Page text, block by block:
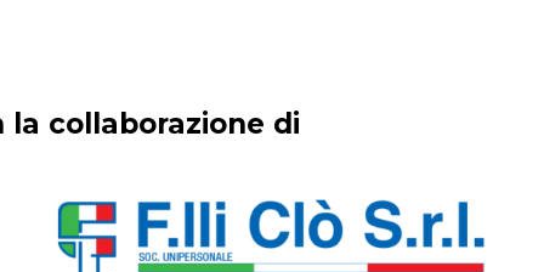
la collaborazione di